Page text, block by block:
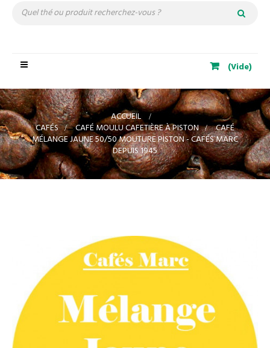
(Vide)
Basculer
navigation
ACCUEIL >
CAFÉS > CAFÉ MOULU CAFETIÈRE À PISTON > CAFÉ
MÉLANGE JAUNE 50/50 MOUTURE PISTON - CAFÉS MARC
DEPUIS 1945